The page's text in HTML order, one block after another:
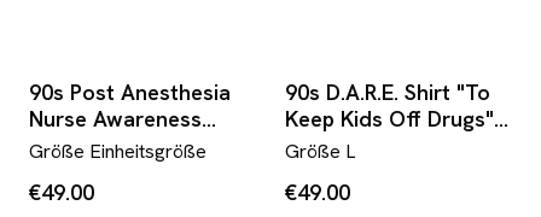
90s Post Anesthesia
Nurse Awareness
Week Shirt Pink
Größe Einheitsgröße
€49.00
90s D.A.R.E. Shirt "To
Keep Kids Off Drugs"
Schwarz
Größe L
€49.00